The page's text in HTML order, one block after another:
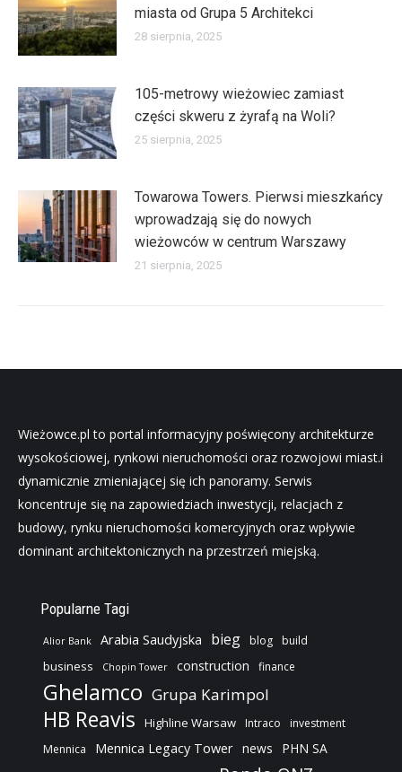
miasta od Grupa 5 Architekci
28 sierpnia, 2025
105-metrowy wieżowiec zamiast
części skweru z żyrafą na Woli?
25 sierpnia, 2025
Towarowa Towers. Pierwsi mieszkańcy
wprowadzają się do nowych
wieżowców w centrum Warszawy
21 sierpnia, 2025
Wieżowce.pl to portal informacyjny poświęcony architekturze
wysokościowej, rynkowi nieruchomości oraz rozwojowi miast.i
dynamicznie zmieniającej się ich panoramy. Serwis
koncentruje się na zapowiedziach inwestycji, relacjach z
budowy, rynku nieruchomości komercyjnych oraz wpływie
dominant architektonicznych na przestrzeń miejską.
Popularne Tagi
Alior Bank Arabia Saudyjska bieg blog build
business Chopin Tower construction finance
Ghelamco Grupa Karimpol
HB Reavis Highline Warsaw Intraco
investment
Mennica
Mennica Legacy Tower news PHN SA